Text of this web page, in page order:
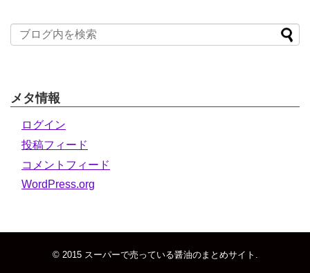
メタ情報
ログイン
投稿フィード
コメントフィード
WordPress.org
© 2015 スーパーで売っている醤油のまとめサイト .